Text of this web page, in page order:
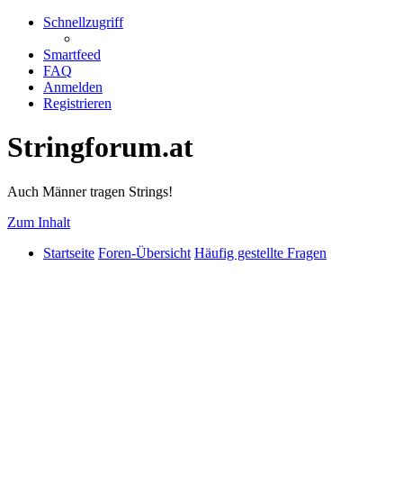
Schnellzugriff
Smartfeed
FAQ
Anmelden
Registrieren
Stringforum.at
Auch Männer tragen Strings!
Zum Inhalt
Startseite Foren-Übersicht Häufig gestellte Fragen